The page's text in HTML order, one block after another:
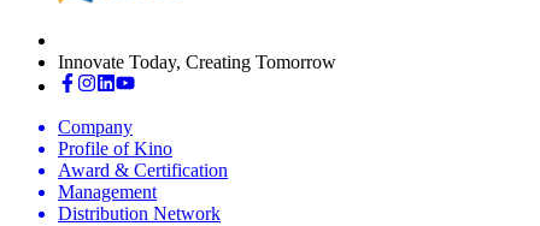
Innovate Today, Creating Tomorrow
Company
Profile of Kino
Award & Certification
Management
Distribution Network